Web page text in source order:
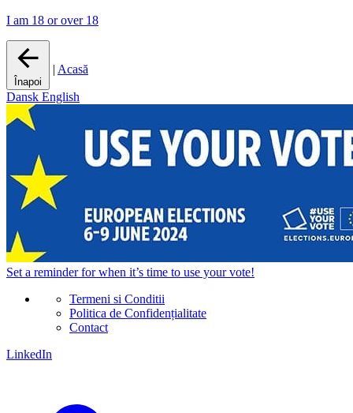
I am 18 or over 18
Înapoi
| Acasă
Dansk English
Set a reminderfor when it’s time to use your vote!
Termeni si Conditii
Politica de Confidențialitate
Contact
LinkedIn